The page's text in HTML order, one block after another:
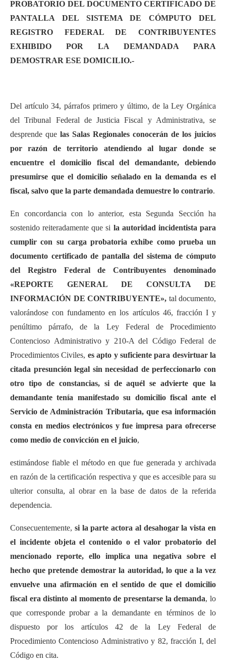
PROBATORIO DEL DOCUMENTO CERTIFICADO DE
PANTALLA DEL SISTEMA DE CÓMPUTO DEL
REGISTRO FEDERAL DE CONTRIBUYENTES
EXHIBIDO POR LA DEMANDADA PARA
DEMOSTRAR ESE DOMICILIO.-
Del artículo 34, párrafos primero y último, de la Ley Orgánica
del Tribunal Federal de Justicia Fiscal y Administrativa, se
desprende que las Salas Regionales conocerán de los juicios
por razón de territorio atendiendo al lugar donde se
encuentre el domicilio fiscal del demandante, debiendo
presumirse que el domicilio señalado en la demanda es el
fiscal, salvo que la parte demandada demuestre lo contrario.
En concordancia con lo anterior, esta Segunda Sección ha
sostenido reiteradamente que si la autoridad incidentista para
cumplir con su carga probatoria exhibe como prueba un
documento certificado de pantalla del sistema de cómputo
del Registro Federal de Contribuyentes denominado
«REPORTE GENERAL DE CONSULTA DE
INFORMACIÓN DE CONTRIBUYENTE», tal documento,
valorándose con fundamento en los artículos 46, fracción I y
penúltimo párrafo, de la Ley Federal de Procedimiento
Contencioso Administrativo y 210-A del Código Federal de
Procedimientos Civiles, es apto y suficiente para desvirtuar la
citada presunción legal sin necesidad de perfeccionarlo con
otro tipo de constancias, si de aquél se advierte que la
demandante tenía manifestado su domicilio fiscal ante el
Servicio de Administración Tributaria, que esa información
consta en medios electrónicos y fue impresa para ofrecerse
como medio de convicción en el juicio,
estimándose fiable el método en que fue generada y archivada
en razón de la certificación respectiva y que es accesible para su
ulterior consulta, al obrar en la base de datos de la referida
dependencia.
Consecuentemente, si la parte actora al desahogar la vista en
el incidente objeta el contenido o el valor probatorio del
mencionado reporte, ello implica una negativa sobre el
hecho que pretende demostrar la autoridad, lo que a la vez
envuelve una afirmación en el sentido de que el domicilio
fiscal era distinto al momento de presentarse la demanda, lo
que corresponde probar a la demandante en términos de lo
dispuesto por los artículos 42 de la Ley Federal de
Procedimiento Contencioso Administrativo y 82, fracción I, del
Código en cita.